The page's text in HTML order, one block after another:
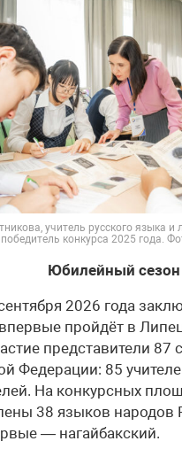
учитель русского языка и
победитель конкурса 2025 года.
Юбилейный сезон
2026 года
пройдёт в
представители 87
Федерации: 85
На конкурсных
38 языков народов
— нагайбакский.